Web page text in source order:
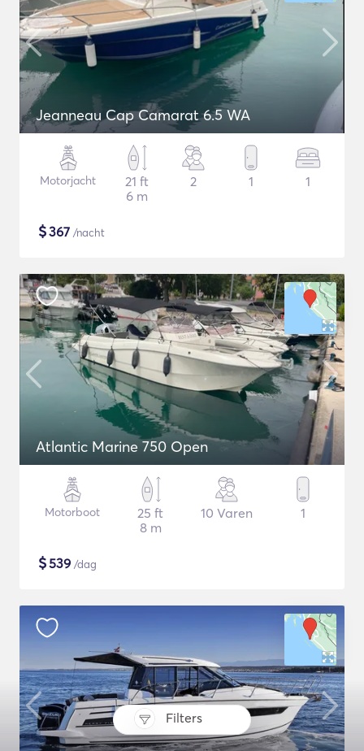
Filters
Jeanneau Cap Camarat 6.5 WA
Motorjacht
21 ft
6 m
2 1 1
$367 /nacht
Atlantic Marine 750 Open
Motorboot
25 ft
8 m
10 Varen 1
$539 /dag